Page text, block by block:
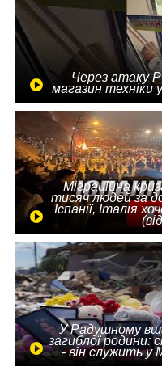
Через атаку
магазин техніки
Міграційна
тисяч людей за
Іспанії, Італія
У Радушному
загиблої родини:
- він служить у